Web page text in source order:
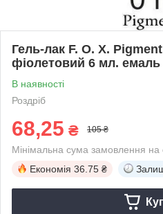
Гель-лак F. O. X.
фіолетовий 6 мл. емаль
В наявності
Роздріб
68,25 ₴ 105 ₴
Мінімальна сума замовлення
Економія 36.75 ₴